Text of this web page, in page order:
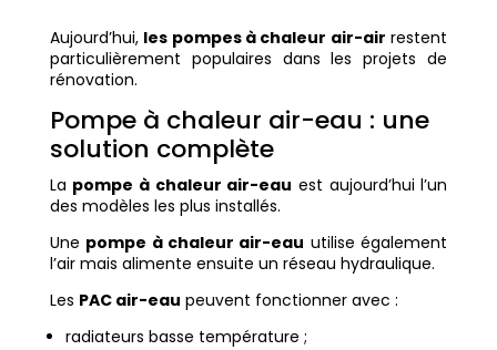
Aujourd’hui, les pompes à chaleur air-air restent
particulièrement populaires dans les projets de
rénovation.
Pompe à chaleur air-eau : une
solution complète
La pompe à chaleur air-eau est aujourd’hui l’un
des modèles les plus installés.
Une pompe à chaleur air-eau utilise également
l’air mais alimente ensuite un réseau hydraulique.
Les PAC air-eau peuvent fonctionner avec :
radiateurs basse température ;